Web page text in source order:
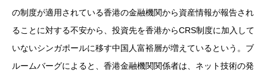
の制度が適用されている香港の金融機関から資産情報が報告され
ることに対する不安から、投資先を香港からCRS制度に加入して
いないシンガポールに移す中国人富裕層が増えているという。ブ
ルームバーグによると、香港金融機関関係者は、ネット技術の発